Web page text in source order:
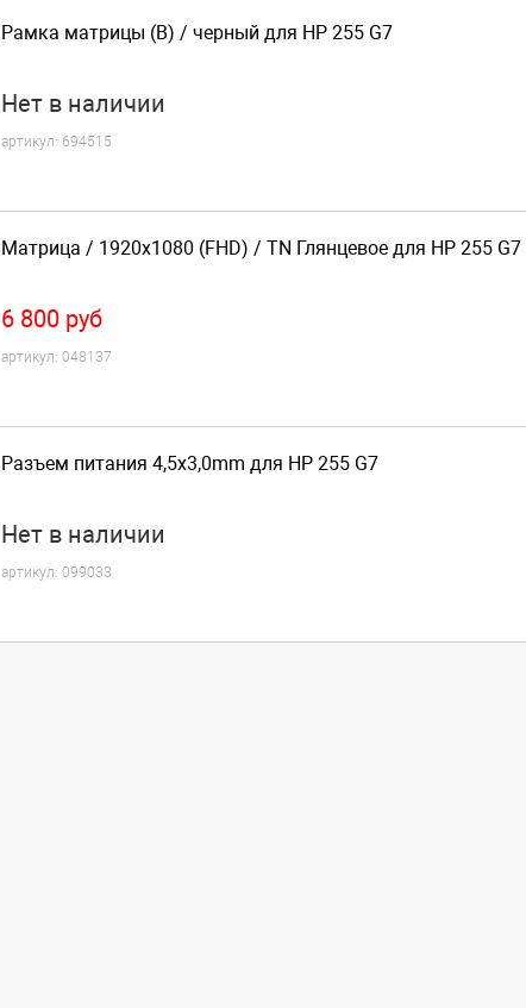
Рамка матрицы (B) / черный для HP 255 G7
Нет в наличии
артикул: 694515
Матрица / 1920x1080 (FHD) / TN Глянцевое для HP 255 G7
6 800 руб
артикул: 048137
Разъем питания 4,5x3,0mm для HP 255 G7
Нет в наличии
артикул: 099033